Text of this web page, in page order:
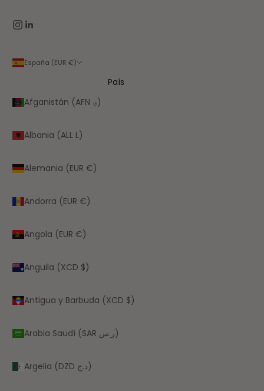
España (EUR €)
País
Afganistán (AFN ؋)
Albania (ALL L)
Alemania (EUR €)
Andorra (EUR €)
Angola (EUR €)
Anguila (XCD $)
Antigua y Barbuda (XCD $)
Arabia Saudí (SAR ر.س)
Argelia (DZD د.ج)